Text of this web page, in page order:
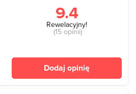
9.4
Rewelacyjny!
(15 opinii)
Dodaj opinię